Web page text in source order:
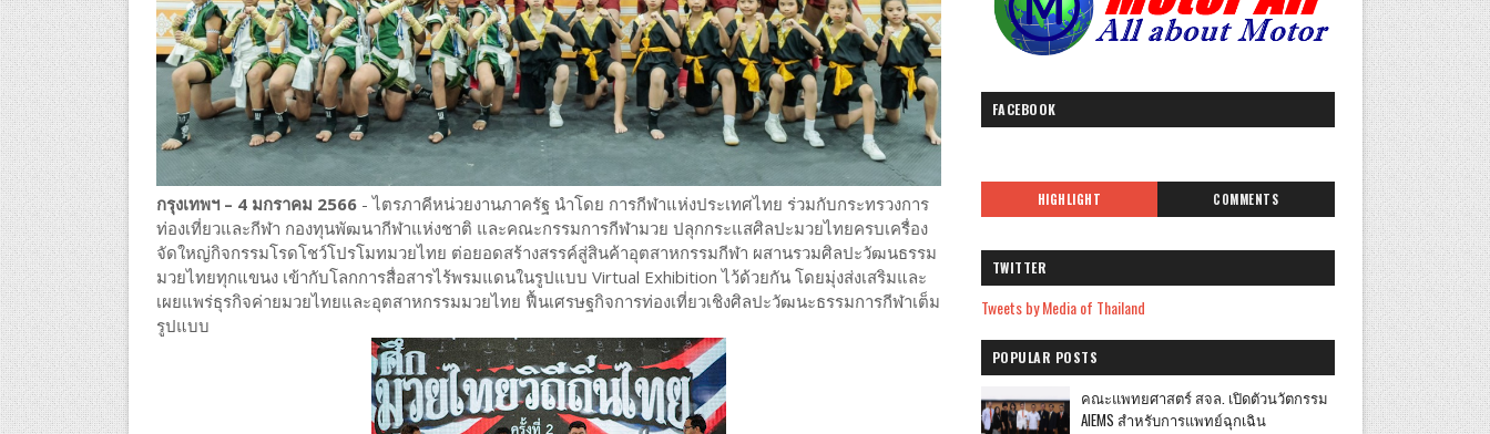
กรุงเทพฯ – 4 มกราคม 2566- ไตรภาคีหน่วยงานภาครัฐ นำโดย การกีฬาแห่งประเทศไทย ร่วมกับกระทรวงการ
ท่องเที่ยวและกีฬา กองทุนพัฒนากีฬาแห่งชาติ และคณะกรรมการกีฬามวย ปลุกกระแสศิลปะมวยไทยครบเครื่อง
จัดใหญ่กิจกรรมโรดโชว์โปรโมทมวยไทย ต่อยอดสร้างสรรค์สู่สินค้าอุตสาหกรรมกีฬา ผสานรวมศิลปะวัฒนธรรม
มวยไทยทุกแขนง เข้ากับโลกการสื่อสารไร้พรมแดนในรูปแบบ Virtual Exhibition ไว้ด้วยกัน โดยมุ่งส่งเสริมและ
เผยแพร่ธุรกิจค่ายมวยไทยและอุตสาหกรรมมวยไทย ฟื้นเศรษฐกิจการท่องเที่ยวเชิงศิลปะวัฒนะธรรมการกีฬาเต็ม
รูปแบบ
FACEBOOK
HIGHLIGHT COMMENTS
TWITTER
Tweets by Media of Thailand
POPULAR POSTS
คณะแพทยศาสตร์ สจล. เปิดตัวนวัตกรรม
AIEMS สำหรับการแพทย์ฉุกเฉิน